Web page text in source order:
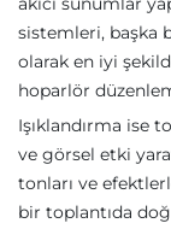
sistemleri, başka
olarak en iyi
hoparlör
Işıklandırma ise
ve görsel etki
tonları ve
bir toplantıda